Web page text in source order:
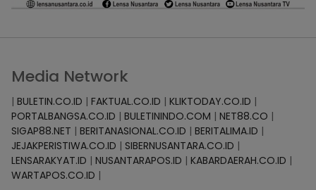
Media Network
| BULETIN.CO.ID | FAKTUAL.CO.ID | KLIKTODAY.CO.ID |
PORTALBANGSA.CO.ID | BULETININDO.COM | NET88.CO |
SIGAP88.NET | BERITANASIONAL.CO.ID | BERITALIMA.ID |
JEJAKPERISTIWA.CO.ID | SIBERNUSANTARA.CO.ID |
LENSARAKYAT.ID | NUSANTARAPOS.ID | KABARDAERAH.CO.ID |
WARTAPOS.CO.ID |